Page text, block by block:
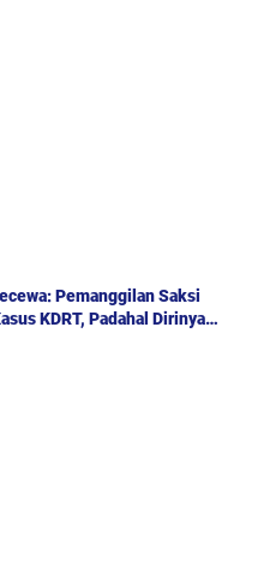
Pemanggilan Saksi
KDRT, Padahal Dirinya
Berada di Tempat